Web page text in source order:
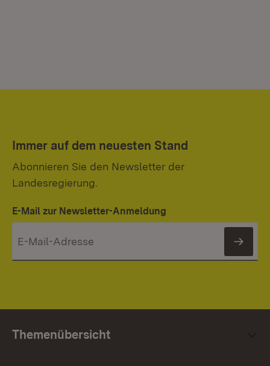
Immer auf dem neuesten Stand
Abonnieren Sie den Newsletter der
Landesregierung.
E-Mail zur Newsletter-Anmeldung
Themenübersicht